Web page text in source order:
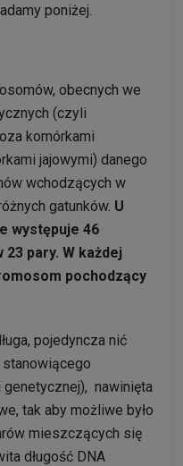
poniżej.
obecnych we
(czyli
komórkami
jajowymi) danego
wchodzących w
gatunków. U
występuje 46
23 pary. W każdej
pochodzący
pojedyncza nić
stanowiącego
nawinięta
tak aby możliwe było
mieszczących się
długość DNA